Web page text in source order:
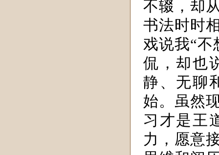
不辍，却
书法时时
戏说我“不
侃，却也
静、无聊
始。虽然
习才是王
力，愿意